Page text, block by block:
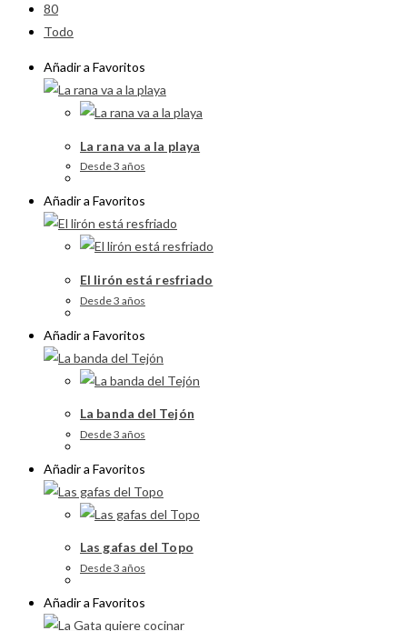
80
Todo
Añadir a Favoritos
La rana va a la playa
Desde 3 años
Añadir a Favoritos
El lirón está resfriado
Desde 3 años
Añadir a Favoritos
La banda del Tejón
Desde 3 años
Añadir a Favoritos
Las gafas del Topo
Desde 3 años
Añadir a Favoritos